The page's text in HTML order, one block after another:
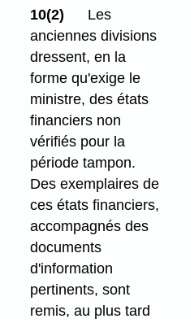
10(2)
Les
anciennes divisions
dressent, en la
forme qu'exige le
ministre, des états
financiers non
vérifiés pour la
période tampon.
Des exemplaires de
ces états financiers,
accompagnés des
documents
d'information
pertinents, sont
remis, au plus tard